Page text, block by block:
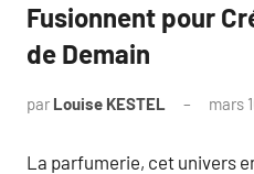
Fusionnent pour
de Demain
par Louise KESTEL mars
La parfumerie, cet univers